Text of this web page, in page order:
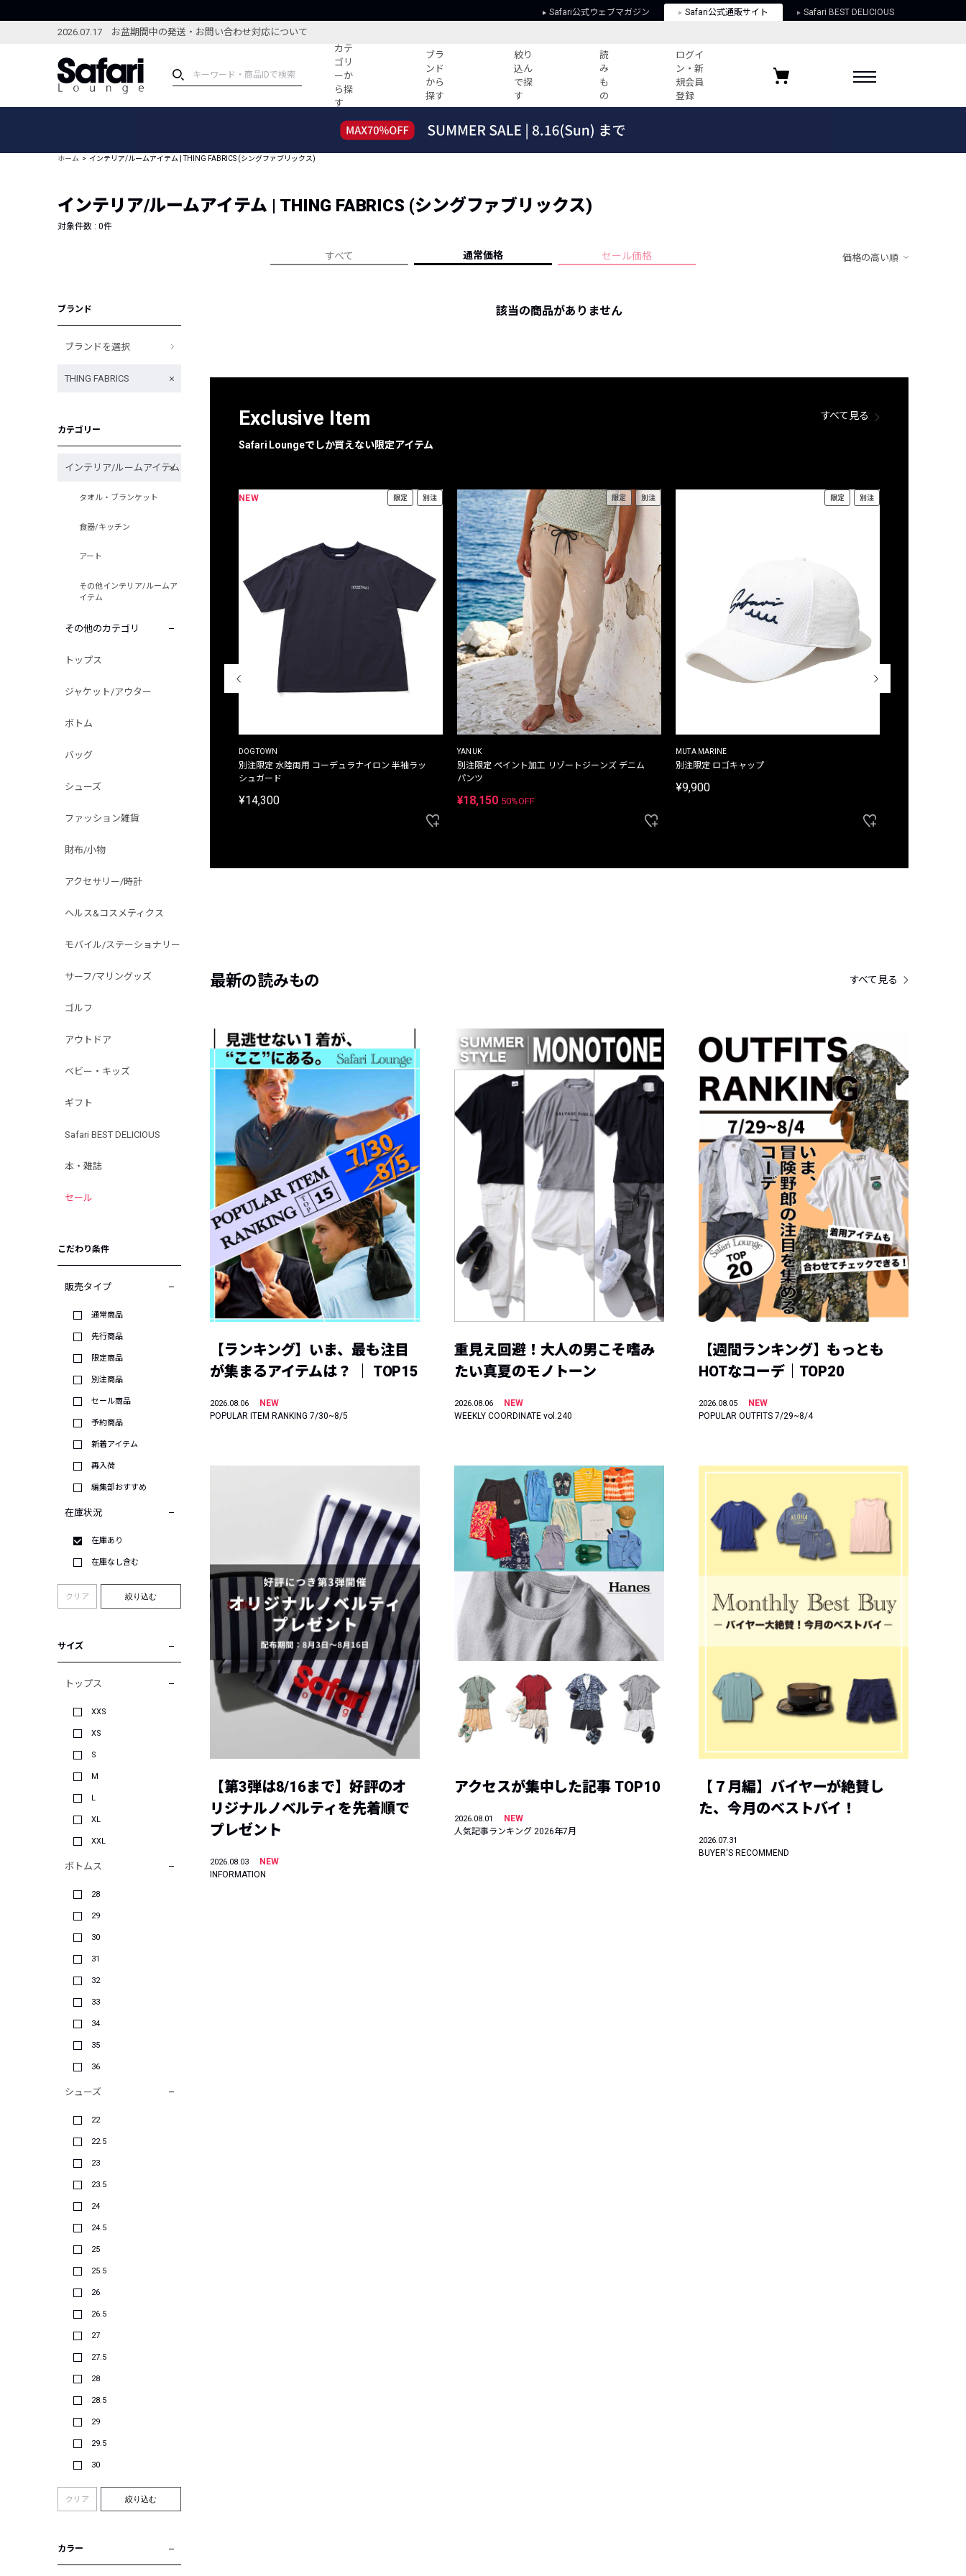
Safari公式ウェブマガジン Safari公式通販サイト Safari BEST DELICIOUS
2026.07.17 お盆期間中の発送・お問い合わせ対応について
カテ
ゴリ
ーか
ら探
す
ブラ
ンド
から
探す
絞り
込ん
で探
す
読
み
も
の
ログイ
ン・新
規会員
登録
ブランドから探す
新着アイテム
編集部のおすすめアイテム
特集記事
コーディネート
すべての記事
ーデ紹介
HOTなコーデ TOP20
人気記事ランキング
フォーカスブランド
よくある質問
プライバシーポリシー
お気に入りブランド
ホーム インテリア/ルームアイテム | THING FABRICS (シングファブリックス)
インテリア/ルームアイテム | THING FABRICS (シングファブリックス)
対象件数 : 0件
すべて 通常価格 セール価格 価格の高い順
ブランド
ブランドを選択
THING FABRICS
カテゴリー
インテリア/ルームアイテム
タオル・ブランケット
食器/キッチン
アート
その他インテリア/ルームア
イテム
その他のカテゴリ
トップス
ジャケット/アウター
ボトム
バッグ
シューズ
ファッション雑貨
財布/小物
アクセサリー/時計
ヘルス&コスメティクス
モバイル/ステーショナリー
サーフ/マリングッズ
ゴルフ
アウトドア
ベビー・キッズ
ギフト
Safari BEST DELICIOUS
本・雑誌
セール
こだわり条件
販売タイプ
通常商品
先行商品
限定商品
別注商品
セール商品
予約商品
新着アイテム
再入荷
編集部おすすめ
在庫状況
在庫あり
在庫なし含む
クリア 絞り込む
サイズ
トップス
XXS
XS
S
M
L
XL
XXL
ボトムス
28
29
30
31
32
33
34
35
36
シューズ
22
22.5
23
23.5
24
24.5
25
25.5
26
26.5
27
27.5
28
28.5
29
29.5
30
クリア 絞り込む
カラー
該当の商品がありません
Exclusive Item
Safari Loungeでしか買えない限定アイテム
すべて見る
THE DUFFER OF ST.GEORGE
NEW 限定 別注
DOGTOWN
別注限定 水陸両用 コーデュラナイロン 半袖ラッ
シュガード
¥14,300
限定 別注
YANUK
別注限定 ペイント加工 リゾートジーンズ デニム
パンツ
¥18,150 50%OFF
限定 別注
MUTA MARINE
別注限定 ロゴキャップ
¥9,900
最新の読みもの すべて見る
【ランキング】いま、最も注目
が集まるアイテムは？ ｜ TOP15
2026.08.06
NEW
POPULAR ITEM RANKING 7/30~8/5
重見え回避！大人の男こそ嗜み
たい真夏のモノトーン
2026.08.06
NEW
WEEKLY COORDINATE vol.240
【週間ランキング】もっとも
HOTなコーデ｜TOP20
2026.08.05
NEW
POPULAR OUTFITS 7/29~8/4
【第3弾は8/16まで】好評のオ
リジナルノベルティを先着順で
プレゼント
2026.08.03
NEW
INFORMATION
アクセスが集中した記事 TOP10
2026.08.01
NEW
人気記事ランキング 2026年7月
【７月編】バイヤーが絶賛し
た、今月のベストバイ！
2026.07.31
BUYER'S RECOMMEND